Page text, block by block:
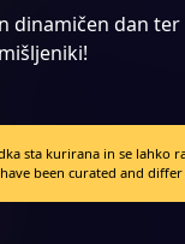
dinamičen dan
sta kurirana in se lahko
been curated and